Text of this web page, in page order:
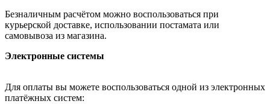
Безналичным расчётом можно воспользоваться при
курьерской доставке, использовании постамата или
самовывоза из магазина.
Электронные системы
Для оплаты вы можете воспользоваться одной из электронных
платёжных систем: